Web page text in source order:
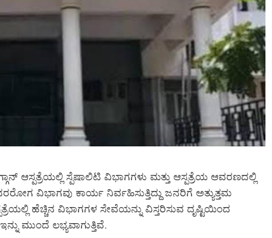
ಆಸ್ಪತ್ರೆಯಲ್ಲಿ ಸ್ಪೆಷಾಲಿಟಿ ವಿಭಾಗಗಳು ಮತ್ತು ಆಸ್ಪತ್ರೆಯ ಆವರಣದಲ್ಲಿ
ವಿಭಾಗವು ಕಾರ್ಯ ನಿರ್ವಹಿಸುತ್ತಿದ್ದು ಜನರಿಗೆ ಅತ್ಯುತ್ತಮ
ಹೆಚ್ಚಿನ ವಿಭಾಗಗಳ ಸೇವೆಯನ್ನು ವಿಸ್ತರಿಸುವ ದೃಷ್ಟಿಯಿಂದ
ಮುಂದೆ ಲಭ್ಯವಾಗುತ್ತಿವೆ.